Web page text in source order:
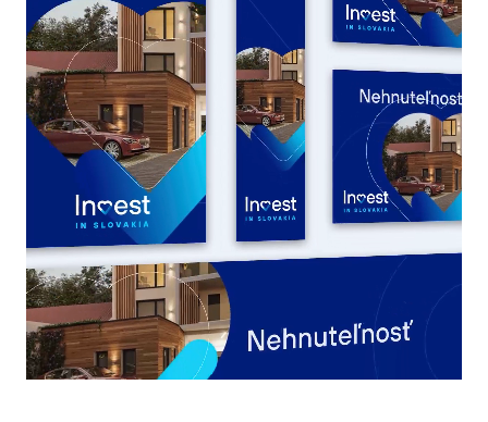
Play/Pause video